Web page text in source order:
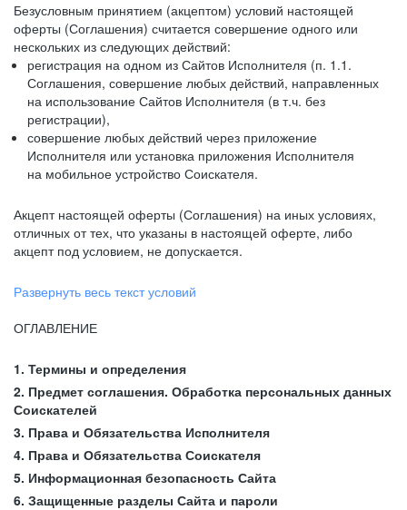
Безусловным принятием (акцептом) условий настоящей
оферты (Соглашения) считается совершение одного или
нескольких из следующих действий:
регистрация на одном из Сайтов Исполнителя (п. 1.1.
Соглашения, совершение любых действий, направленных
на использование Сайтов Исполнителя (в т.ч. без
регистрации),
совершение любых действий через приложение
Исполнителя или установка приложения Исполнителя
на мобильное устройство Соискателя.
Акцепт настоящей оферты (Соглашения) на иных условиях,
отличных от тех, что указаны в настоящей оферте, либо
акцепт под условием, не допускается.
Развернуть весь текст условий
ОГЛАВЛЕНИЕ
1. Термины и определения
2. Предмет соглашения. Обработка персональных данных
Соискателей
3. Права и Обязательства Исполнителя
4. Права и Обязательства Соискателя
5. Информационная безопасность Сайта
6. Защищенные разделы Сайта и пароли